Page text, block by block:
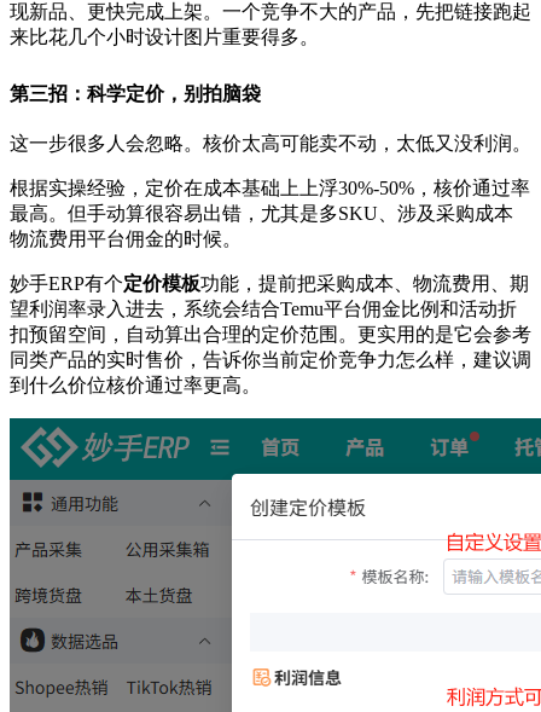
现新品、更快完成上架。一个竞争不大的产品，先把链接跑起
来比花几个小时设计图片重要得多。
第三招：科学定价，别拍脑袋
这一步很多人会忽略。核价太高可能卖不动，太低又没利润。
根据实操经验，定价在成本基础上上浮30%-50%，核价通过率
最高。但手动算很容易出错，尤其是多SKU、涉及采购成本
物流费用平台佣金的时候。
妙手ERP有个定价模板功能，提前把采购成本、物流费用、期
望利润率录入进去，系统会结合Temu平台佣金比例和活动折
扣预留空间，自动算出合理的定价范围。更实用的是它会参考
同类产品的实时售价，告诉你当前定价竞争力怎么样，建议调
到什么价位核价通过率更高。